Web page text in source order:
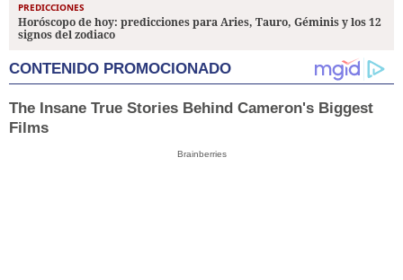
PREDICCIONES
Horóscopo de hoy: predicciones para Aries, Tauro, Géminis y los 12
signos del zodiaco
CONTENIDO PROMOCIONADO
The Insane True Stories Behind Cameron's Biggest
Films
Brainberries